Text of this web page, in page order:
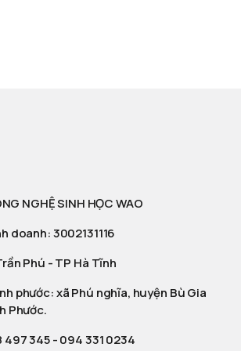
NGHỆ SINH HỌC WAO
doanh: 3002131116
Phú - TP Hà Tĩnh
phước: xã Phú nghĩa, huyện Bù Gia
Phước.
497 345-094 331 0234